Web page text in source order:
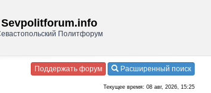
Sevpolitforum.info
Политфорум
Поддержать форум Расширенный поиск
Текущее время: 08 авг, 2026, 15:25